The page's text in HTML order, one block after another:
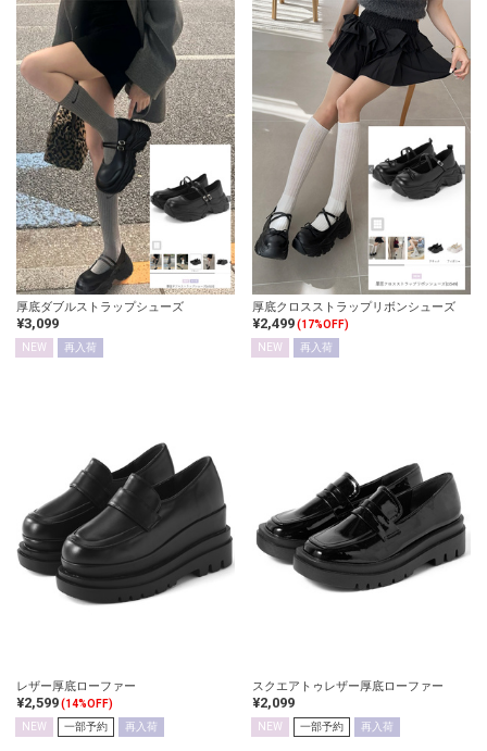
厚底ダブルストラップシューズ
¥3,099
NEW 再入荷
厚底クロスストラップリボンシューズ
¥2,499(17%OFF)
NEW
再入荷
レザー厚底ローファー
¥2,599(14%OFF)
NEW
一部予約 再入荷
スクエアトゥレザー厚底ローファー
¥2,099
NEW 一部予約 再入荷